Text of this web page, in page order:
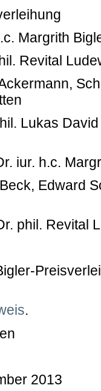
Margrith
Revital
Lukas
iur. h.c.
Edward
phil. Revital
.
2013